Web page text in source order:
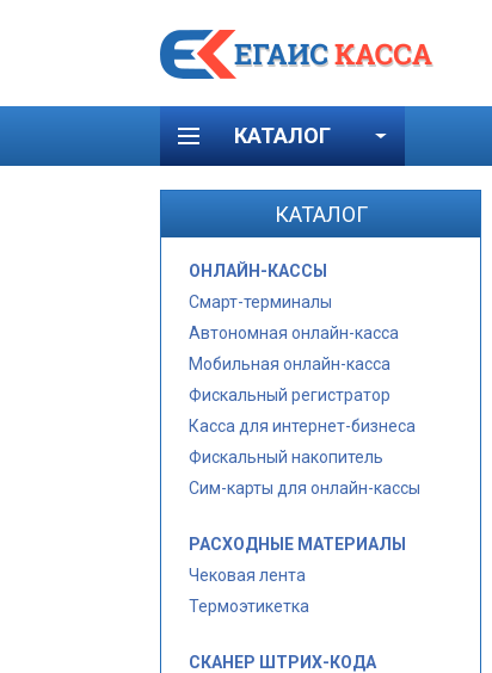
КАТАЛОГ
КАТАЛОГ
ОНЛАЙН-КАССЫ
Смарт-терминалы
Автономная онлайн-касса
Мобильная онлайн-касса
Фискальный регистратор
Касса для интернет-бизнеса
Фискальный накопитель
Сим-карты для онлайн-кассы
РАСХОДНЫЕ МАТЕРИАЛЫ
Чековая лента
Термоэтикетка
СКАНЕР ШТРИХ-КОДА